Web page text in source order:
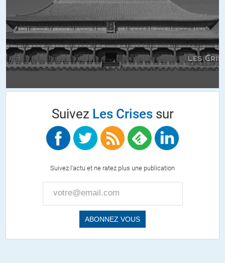
Suivez Les Crisessur
Suivez l'actu et ne ratez plus une publication